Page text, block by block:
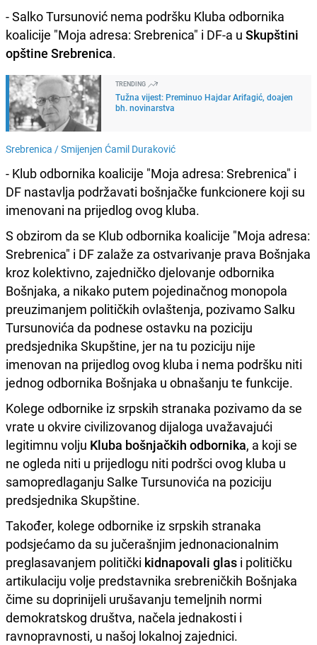
- Salko Tursunović nema podršku Kluba odbornika
koalicije "Moja adresa: Srebrenica" i DF-a u Skupštini
opštine Srebrenica.
TRENDING
Tužna vijest: Preminuo Hajdar Arifagić, doajen
bh. novinarstva
Srebrenica /Smijenjen Ćamil Duraković
- Klub odbornika koalicije "Moja adresa: Srebrenica" i
DF nastavlja podržavati bošnjačke funkcionere koji su
imenovani na prijedlog ovog kluba.
S obzirom da se Klub odbornika koalicije "Moja adresa:
Srebrenica" i DF zalaže za ostvarivanje prava Bošnjaka
kroz kolektivno, zajedničko djelovanje odbornika
Bošnjaka, a nikako putem pojedinačnog monopola
preuzimanjem političkih ovlaštenja, pozivamo Salku
Tursunovića da podnese ostavku na poziciju
predsjednika Skupštine, jer na tu poziciju nije
imenovan na prijedlog ovog kluba i nema podršku niti
jednog odbornika Bošnjaka u obnašanju te funkcije.
Kolege odbornike iz srpskih stranaka pozivamo da se
vrate u okvire civilizovanog dijaloga uvažavajući
legitimnu volju Kluba bošnjačkih odbornika, a koji se
ne ogleda niti u prijedlogu niti podršci ovog kluba u
samopredlaganju Salke Tursunovića na poziciju
predsjednika Skupštine.
Također, kolege odbornike iz srpskih stranaka
podsjećamo da su jučerašnjim jednonacionalnim
preglasavanjem politički kidnapovali glas i političku
artikulaciju volje predstavnika srebreničkih Bošnjaka
čime su doprinijeli urušavanju temeljnih normi
demokratskog društva, načela jednakosti i
ravnopravnosti, u našoj lokalnoj zajednici.